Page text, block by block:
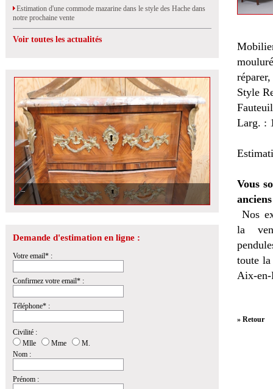
Estimation d'une commode mazarine dans le style des Hache dans
notre prochaine vente
Voir toutes les actualités
Demande d'estimation en ligne :
Votre email* :
Confirmez votre email* :
Téléphone* :
Civilité :
Mlle
Mme
M.
Nom :
Prénom :
Style
Larg. :
Vous
Nos
la
toute
Aix-en-
» Retour